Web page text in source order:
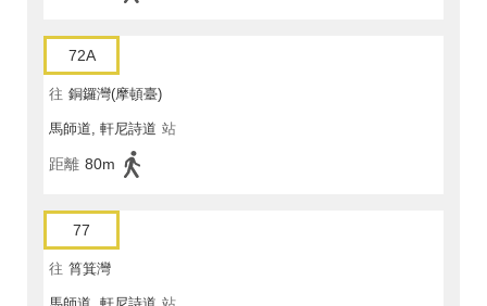
72A
往 銅鑼灣(摩頓臺)
馬師道, 軒尼詩道 站
距離 80m
77
往 筲箕灣